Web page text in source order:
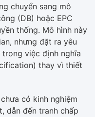
chuyển sang mô
(DB) hoặc EPC
thống. Mô hình này
nhưng đặt ra yêu
việc định nghĩa
thay vì thiết
có kinh nghiệm
dẫn đến tranh chấp